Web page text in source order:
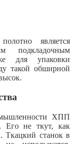
является
подкладочным
для упаковки
такой обширной
ХПП
Его не ткут, как
Ткацкий станок в